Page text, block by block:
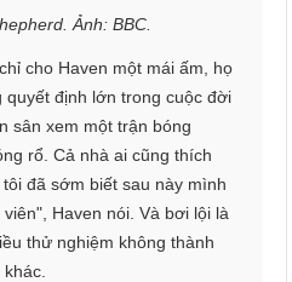
Ảnh: BBC.
cho Haven một mái ấm, họ
định lớn trong cuộc đời
sân xem một trận bóng
rổ. Cả nhà ai cũng thích
đã sớm biết sau này mình
Haven nói. Và bơi lội là
thử nghiệm không thành